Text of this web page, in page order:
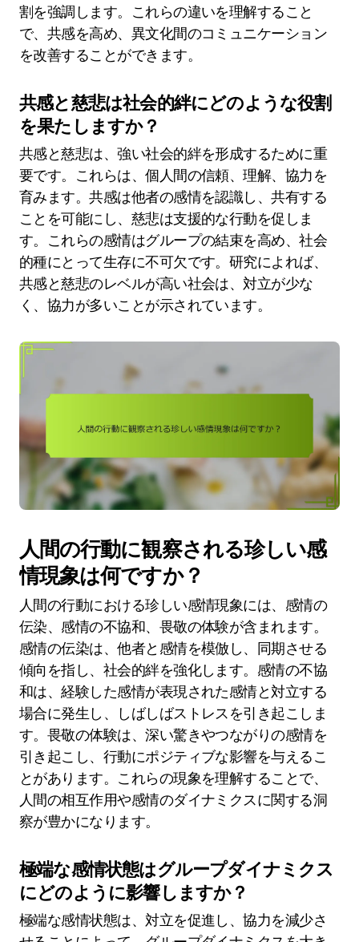
割を強調します。これらの違いを理解すること
で、共感を高め、異文化間のコミュニケーション
を改善することができます。
共感と慈悲は社会的絆にどのような役割
を果たしますか？
共感と慈悲は、強い社会的絆を形成するために重
要です。これらは、個人間の信頼、理解、協力を
育みます。共感は他者の感情を認識し、共有する
ことを可能にし、慈悲は支援的な行動を促しま
す。これらの感情はグループの結束を高め、社会
的種にとって生存に不可欠です。研究によれば、
共感と慈悲のレベルが高い社会は、対立が少な
く、協力が多いことが示されています。
人間の行動に観察される珍しい感
情現象は何ですか？
人間の行動における珍しい感情現象には、感情の
伝染、感情の不協和、畏敬の体験が含まれます。
感情の伝染は、他者と感情を模倣し、同期させる
傾向を指し、社会的絆を強化します。感情の不協
和は、経験した感情が表現された感情と対立する
場合に発生し、しばしばストレスを引き起こしま
す。畏敬の体験は、深い驚きやつながりの感情を
引き起こし、行動にポジティブな影響を与えるこ
とがあります。これらの現象を理解することで、
人間の相互作用や感情のダイナミクスに関する洞
察が豊かになります。
極端な感情状態はグループダイナミクス
にどのように影響しますか？
極端な感情状態は、対立を促進し、協力を減少さ